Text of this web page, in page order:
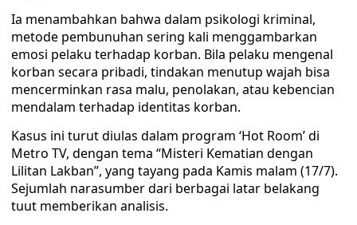
Ia menambahkan bahwa dalam psikologi kriminal,
metode pembunuhan sering kali menggambarkan
emosi pelaku terhadap korban. Bila pelaku mengenal
korban secara pribadi, tindakan menutup wajah bisa
mencerminkan rasa malu, penolakan, atau kebencian
mendalam terhadap identitas korban.
Kasus ini turut diulas dalam program ‘Hot Room’ di
Metro TV, dengan tema “Misteri Kematian dengan
Lilitan Lakban”, yang tayang pada Kamis malam (17/7).
Sejumlah narasumber dari berbagai latar belakang
tuut memberikan analisis.